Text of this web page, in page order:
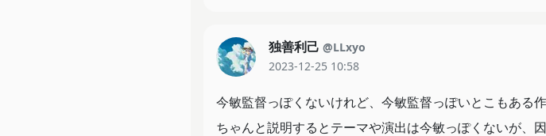
独善利己 @LLxyo
2023-12-25 10:58
今敏監督っぽくないけれど、今敏監督っぽいとこもある
ちゃんと説明するとテーマや演出は今敏っぽくないが、